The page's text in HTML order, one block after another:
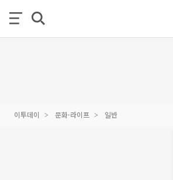
이투데이 문화·라이프 일반